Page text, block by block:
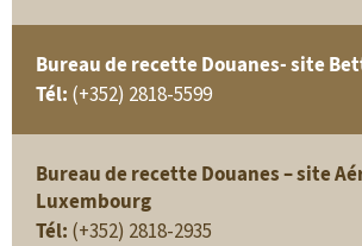
Bureau de recette Douanes- site
Tél: (+352) 2818-5599
Bureau de recette Douanes – site
Luxembourg
Tél: (+352) 2818-2935